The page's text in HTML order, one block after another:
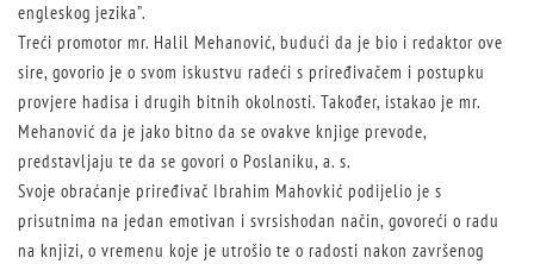
engleskog jezika”.
Treći promotor mr. Halil Mehanović, budući da je bio i redaktor ove
sire, govorio je o svom iskustvu radeći s priređivačem i postupku
provjere hadisa i drugih bitnih okolnosti. Također, istakao je mr.
Mehanović da je jako bitno da se ovakve knjige prevode,
predstavljaju te da se govori o Poslaniku, a. s.
Svoje obraćanje priređivač Ibrahim Mahovkić podijelio je s
prisutnima na jedan emotivan i svrsishodan način, govoreći o radu
na knjizi, o vremenu koje je utrošio te o radosti nakon završenog